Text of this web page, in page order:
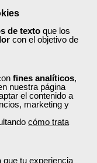
de texto que los
con el objetivo de
fines analíticos,
nuestra página
el contenido a
marketing y
cómo trata
que tu experiencia